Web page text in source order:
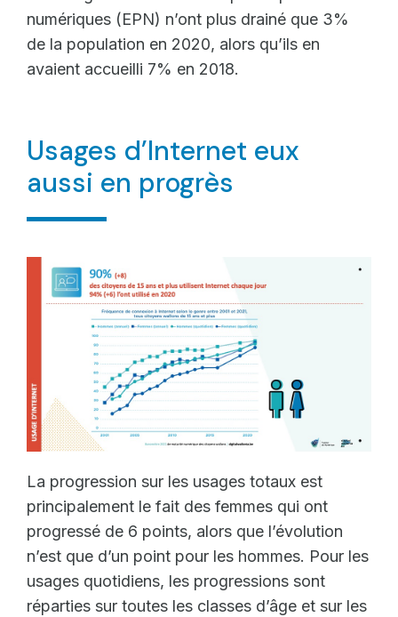
numériques (EPN) n’ont plus drainé que 3%
de la population en 2020, alors qu’ils en
avaient accueilli 7% en 2018.
Usages d’Internet eux
aussi en progrès
La progression sur les usages totaux est
principalement le fait des femmes qui ont
progressé de 6 points, alors que l’évolution
n’est que d’un point pour les hommes. Pour les
usages quotidiens, les progressions sont
réparties sur toutes les classes d’âge et sur les